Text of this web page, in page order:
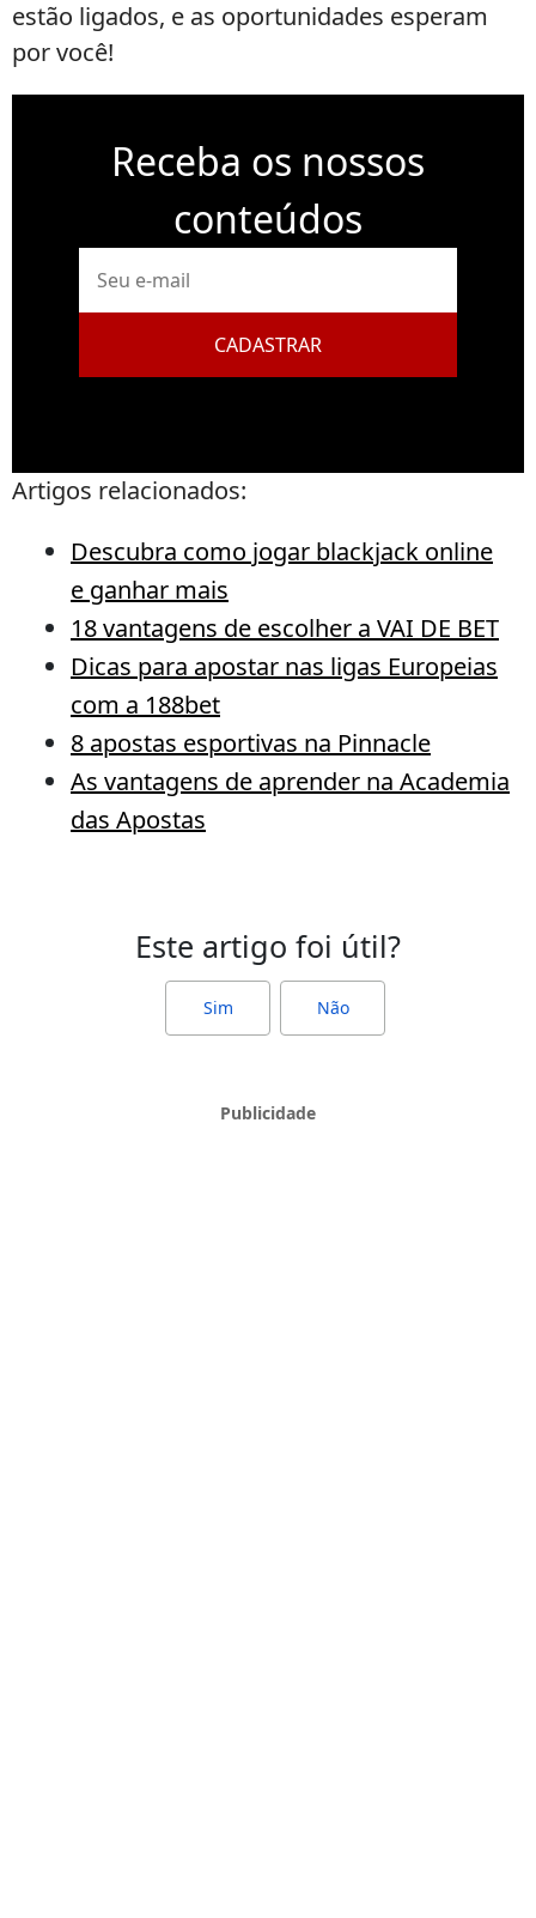
estão ligados, e as oportunidades esperam
por você!
Receba os nossos
conteúdos
mail
CADASTRAR
Artigos relacionados:
Descubra como jogar blackjack online
e ganhar mais
18 vantagens de escolher a VAI DE BET
Dicas para apostar nas ligas Europeias
com a 188bet
8 apostas esportivas na Pinnacle
As vantagens de aprender na Academia
das Apostas
Este artigo foi útil?
Sim Não